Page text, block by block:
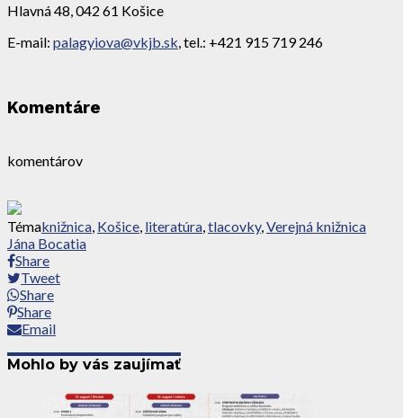
Hlavná 48, 042 61 Košice
E-mail: palagyiova@vkjb.sk , tel.: +421 915 719 246
Komentáre
komentárov
Témaknižnica, Košice, literatúra,tlacovky,Verejná knižnica
Jána Bocatia
Share
Tweet
Share
Share
Email
Mohlo by vás zaujímať